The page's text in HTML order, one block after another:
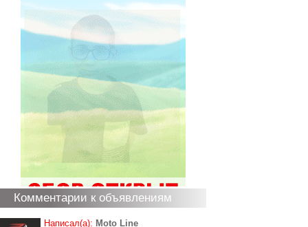
Комментарии к объявлениям
Написал(а): Moto Line